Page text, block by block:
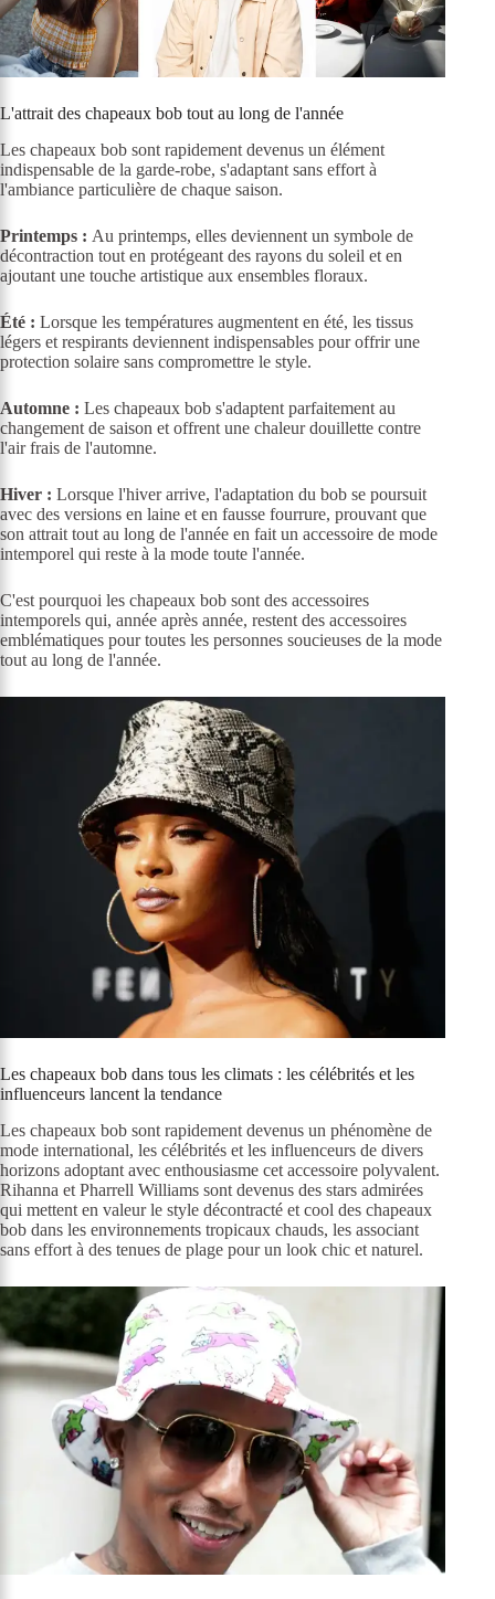
L'attrait des chapeaux bob tout au long de l'année
Les chapeaux bob sont rapidement devenus un élément
indispensable de la garde-robe, s'adaptant sans effort à
l'ambiance particulière de chaque saison.
Printemps : Au printemps, elles deviennent un symbole de
décontraction tout en protégeant des rayons du soleil et en
ajoutant une touche artistique aux ensembles floraux.
Été : Lorsque les températures augmentent en été, les tissus
légers et respirants deviennent indispensables pour offrir une
protection solaire sans compromettre le style.
Automne : Les chapeaux bob s'adaptent parfaitement au
changement de saison et offrent une chaleur douillette contre
l'air frais de l'automne.
Hiver : Lorsque l'hiver arrive, l'adaptation du bob se poursuit
avec des versions en laine et en fausse fourrure, prouvant que
son attrait tout au long de l'année en fait un accessoire de mode
intemporel qui reste à la mode toute l'année.
C'est pourquoi les chapeaux bob sont des accessoires
intemporels qui, année après année, restent des accessoires
emblématiques pour toutes les personnes soucieuses de la mode
tout au long de l'année.
Les chapeaux bob dans tous les climats : les célébrités et les
influenceurs lancent la tendance
Les chapeaux bob sont rapidement devenus un phénomène de
mode international, les célébrités et les influenceurs de divers
horizons adoptant avec enthousiasme cet accessoire polyvalent.
Rihanna et Pharrell Williams sont devenus des stars admirées
qui mettent en valeur le style décontracté et cool des chapeaux
bob dans les environnements tropicaux chauds, les associant
sans effort à des tenues de plage pour un look chic et naturel.